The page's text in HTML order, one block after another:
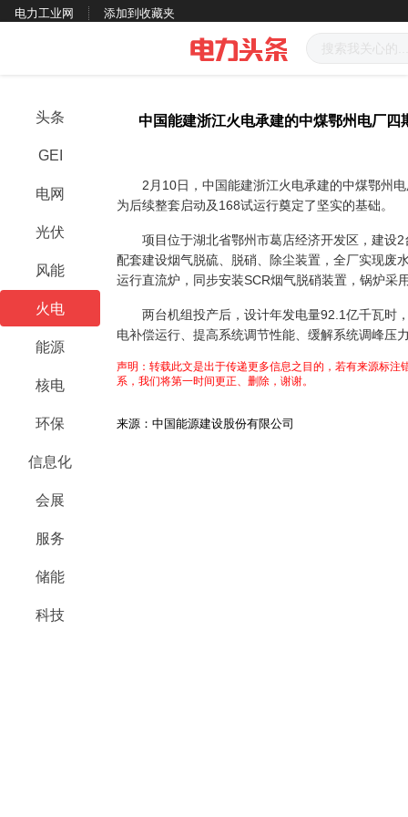
电力工业网 添加到收藏夹
头条
GEI
电网
光伏
风能
火电
能源
核电
环保
信息化
会展
服务
储能
科技
中国能建浙江火电承建的中煤鄂州电厂
2月10日，中国能建浙江火电承建的中煤鄂州电
为后续整套启动及168试运行奠定了坚实的基础。
项目位于湖北省鄂州市葛店经济开发区，建设2
配套建设烟气脱硫、脱硝、除尘装置，全厂实现废
运行直流炉，同步安装SCR烟气脱硝装置，锅炉采
两台机组投产后，设计年发电量92.1亿千瓦时
电补偿运行、提高系统调节性能、缓解系统调峰压
声明：转载此文是出于传递更多信息之目的，若有来源标
系，我们将第一时间更正、删除，谢谢。
来源：中国能源建设股份有限公司